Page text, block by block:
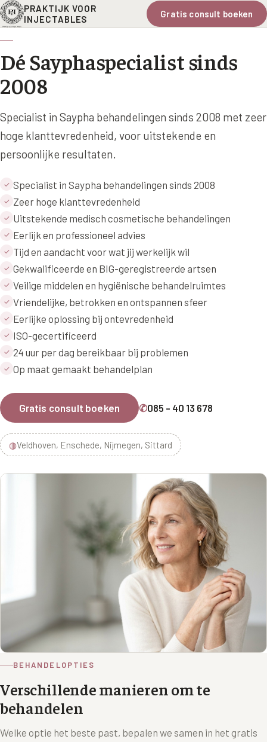
PRAKTIJK VOOR
INJECTABLES
Gratis consult boeken
Dé Sayphaspecialist sinds
2008
Specialist in Saypha behandelingen sinds 2008 met zeer
hoge klanttevredenheid, voor uitstekende en
persoonlijke resultaten.
✓ Specialist in Saypha behandelingen sinds 2008
✓ Zeer hoge klanttevredenheid
✓ Uitstekende medisch cosmetische behandelingen
✓ Eerlijk en professioneel advies
✓ Tijd en aandacht voor wat jij werkelijk wil
✓ Gekwalificeerde en BIG-geregistreerde artsen
✓ Veilige middelen en hygiënische behandelruimtes
✓ Vriendelijke, betrokken en ontspannen sfeer
✓ Eerlijke oplossing bij ontevredenheid
✓ ISO-gecertificeerd
✓ 24 uur per dag bereikbaar bij problemen
✓ Op maat gemaakt behandelplan
Gratis consult boeken ✆085 - 40 13 678
◍Veldhoven, Enschede, Nijmegen, Sittard
BEHANDELOPTIES
Verschillende manieren om te
behandelen
Welke optie het beste past, bepalen we samen in het gratis